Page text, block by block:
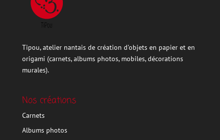
Tipou, atelier nantais de création d’objets en papier et en
origami (carnets, albums photos, mobiles, décorations
murales).
Nos créations
Carnets
Albums photos